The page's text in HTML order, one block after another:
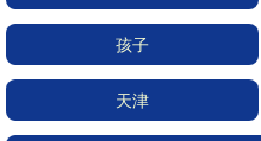
孩子
天津